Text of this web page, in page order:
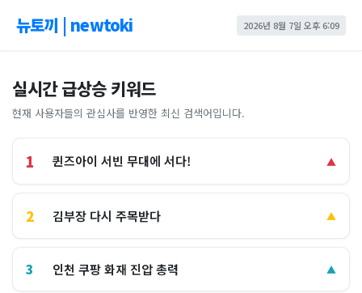
뉴토끼 | newtoki 2026년 8월 7일 오후 6:09
실시간 급상승 키워드
현재 사용자들의 관심사를 반영한 최신 검색어입니다.
1 퀸즈아이 서빈 무대에 서다! ▲
2 김부장 다시 주목받다 ▲
3 인천 쿠팡 화재 진압 총력 ▲